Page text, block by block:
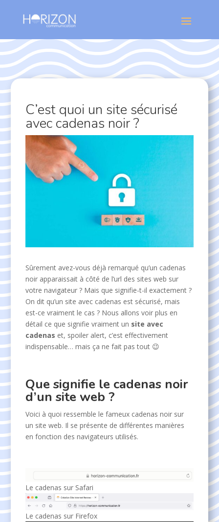
C’est quoi un site sécurisé
avec cadenas noir ?
Sûrement avez-vous déjà remarqué qu’un cadenas
noir apparaissait à côté de l’url des sites web sur
votre navigateur ? Mais que signifie-t-il exactement ?
On dit qu’un site avec cadenas est sécurisé, mais
est-ce vraiment le cas ? Nous allons voir plus en
détail ce que signifie vraiment un site avec
cadenas et, spoiler alert, c’est effectivement
indispensable… mais ça ne fait pas tout 😉
Que signifie le cadenas noir
d’un site web ?
Voici à quoi ressemble le fameux cadenas noir sur
un site web. Il se présente de différentes manières
en fonction des navigateurs utilisés.
Le cadenas sur Safari
Le cadenas sur Firefox